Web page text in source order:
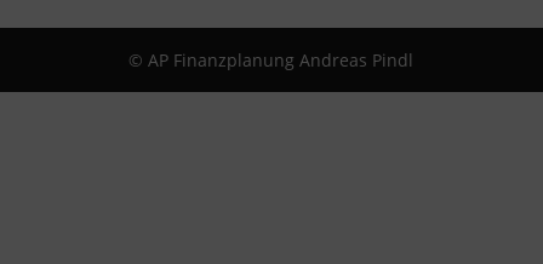
© AP Finanzplanung Andreas Pindl